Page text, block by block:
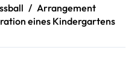
Arrangement
eines Kindergartens